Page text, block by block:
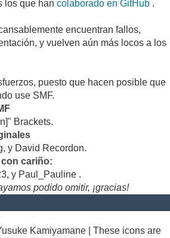
los que han colaborado en GitHub .
encuentran fallos,
y vuelven aún más locos a los
puesto que hacen posible que
use SMF.
Brackets.
y David Recordon.
cariño:
y Paul_Pauline .
podido omitir, ¡gracias!
Kamiyamane | These icons are